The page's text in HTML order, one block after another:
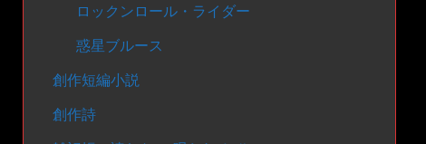
ロックンロール・ライダー
惑星ブルース
創作短編小説
創作詩